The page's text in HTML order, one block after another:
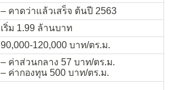
– คาดว่าแล้วเสร็จ ต้นปี 2563
เริ่ม 1.99 ล้านบาท
90,000-120,000 บาท/ตร.ม.
– ค่าส่วนกลาง 57 บาท/ตร.ม.
– ค่ากองทุน 500 บาท/ตร.ม.